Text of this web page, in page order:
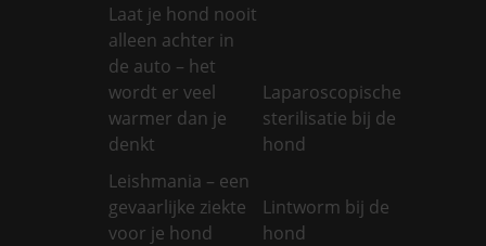
Laat je hond nooit
alleen achter in
de auto – het
wordt er veel
warmer dan je
denkt
Laparoscopische
sterilisatie bij de
hond
Leishmania – een
gevaarlijke ziekte
voor je hond
Lintworm bij de
hond